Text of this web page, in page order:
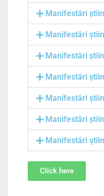
Manifestări
Manifestări
Manifestări
Manifestări
Manifestări
Manifestări
Manifestări
Click here